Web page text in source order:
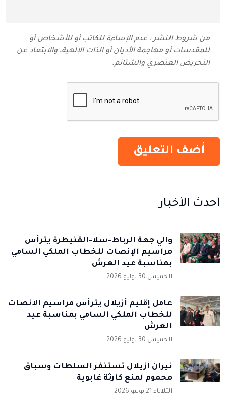
من شروط النشر : عدم الإساءة للكاتب أو للأشخاص أو
للمقدسات أو مهاجمة الأديان أو الذات الإلهية، والابتعاد عن
التحريض العنصري والشتائم‬.
أحدث الأخبار
والي جهة الرباط-سلا-القنيطرة يترأس
مراسيم الإنصات للخطاب الملكي السامي
بمناسبة عيد العرش
الخميس 30 يوليو 2026
عامل إقليم أزيلال يترأس مراسيم الإنصات
للخطاب الملكي السامي بمناسبة عيد
العرش
الخميس 30 يوليو 2026
نيران أزيلال تستنفر السلطات وسباق
محموم لمنع كارثة غابوية
الثلاثاء 21 يوليو 2026